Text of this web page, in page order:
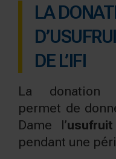
LA
DE L’IFI
La donation
permet de
Dame l’
pendant une